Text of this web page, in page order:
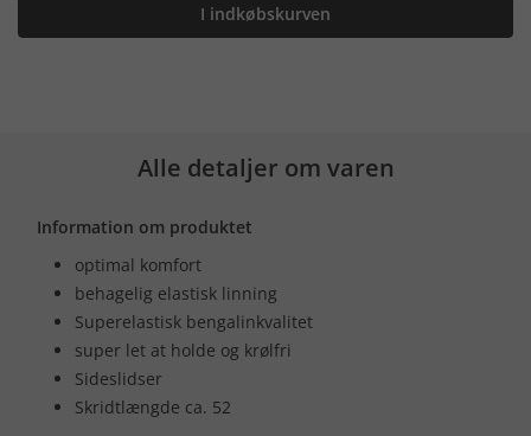
I indkøbskurven
Alle detaljer om varen
Information om produktet
optimal komfort
behagelig elastisk linning
Superelastisk bengalinkvalitet
super let at holde og krølfri
Sideslidser
Skridtlængde ca. 52